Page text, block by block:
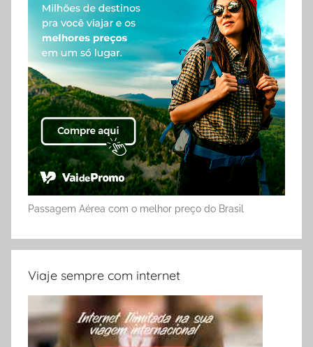
Passagem Aérea com o melhor preço do Brasil
Viaje sempre com internet